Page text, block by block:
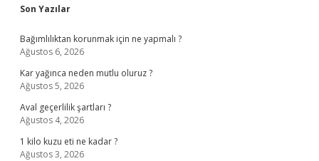
Sidebar
Son Yazılar
Bağımlılıktan korunmak için ne yapmalı ?
Ağustos 6, 2026
Kar yağınca neden mutlu oluruz ?
Ağustos 5, 2026
Aval geçerlilik şartları ?
Ağustos 4, 2026
1 kilo kuzu eti ne kadar ?
Ağustos 3, 2026